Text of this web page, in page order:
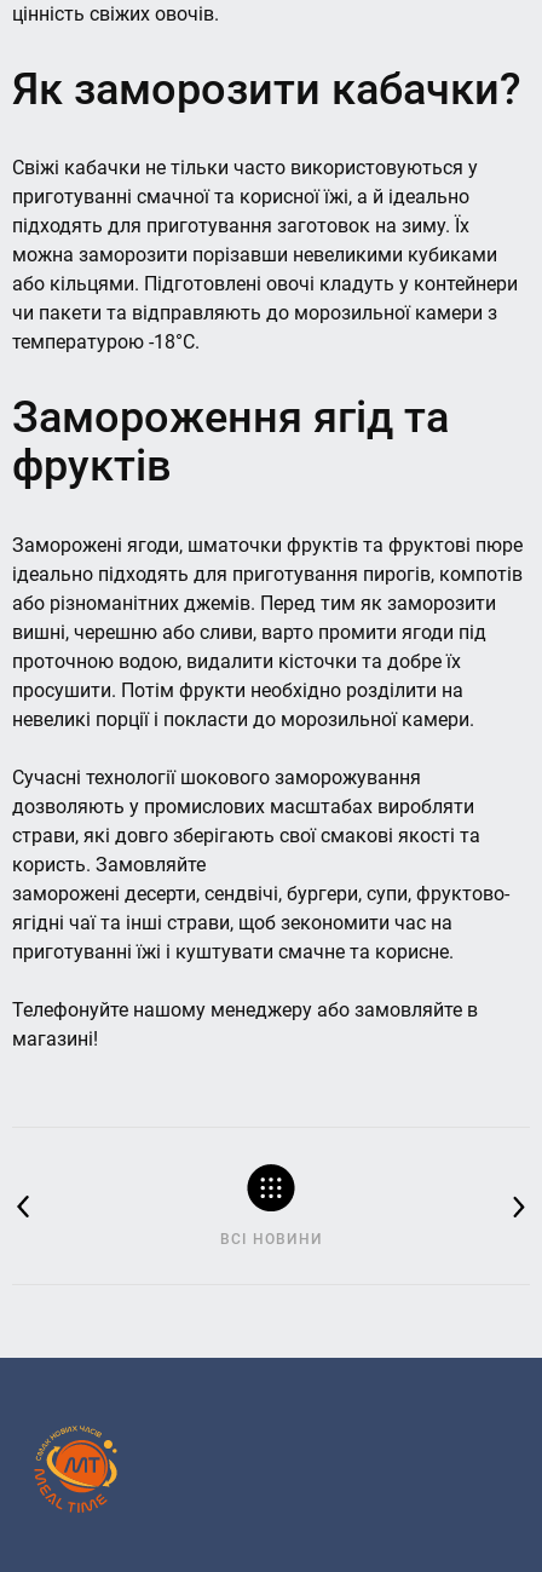
цінність свіжих овочів.
Як заморозити кабачки?
Свіжі кабачки не тільки часто використовуються у
приготуванні смачної та корисної їжі, а й ідеально
підходять для приготування заготовок на зиму. Їх
можна заморозити порізавши невеликими кубиками
або кільцями. Підготовлені овочі кладуть у контейнери
чи пакети та відправляють до морозильної камери з
температурою -18°С.
Замороження ягід та
фруктів
Заморожені ягоди, шматочки фруктів та фруктові пюре
ідеально підходять для приготування пирогів, компотів
або різноманітних джемів. Перед тим як заморозити
вишні, черешню або сливи, варто промити ягоди під
проточною водою, видалити кісточки та добре їх
просушити. Потім фрукти необхідно розділити на
невеликі порції і покласти до морозильної камери.
Сучасні технології шокового заморожування
дозволяють у промислових масштабах виробляти
страви, які довго зберігають свої смакові якості та
користь. Замовляйте
заморожені десерти, сендвічі, бургери, супи, фруктово-
ягідні чаї та інші страви, щоб зекономити час на
приготуванні їжі і куштувати смачне та корисне.
Телефонуйте нашому менеджеру або замовляйте в
магазині!
ВСІ НОВИНИ